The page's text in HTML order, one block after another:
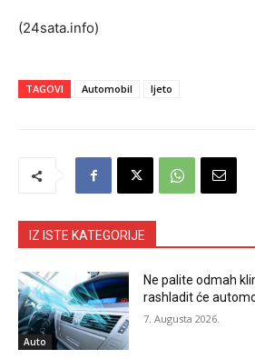
(24sata.info)
TAGOVI Automobil ljeto
IZ ISTE KATEGORIJE
Auto
Ne palite odmah
rashladit će
7. Augusta 2026.